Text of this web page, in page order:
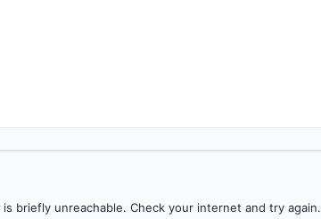
briefly unreachable. Check your internet and try again.